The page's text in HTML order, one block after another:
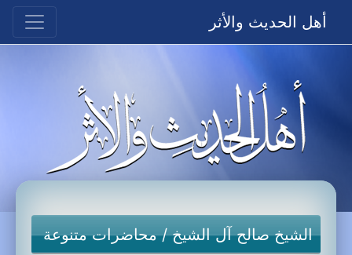
أهل الحديث والأثر
الشيخ صالح آل الشيخ/محاضرات متنوعة